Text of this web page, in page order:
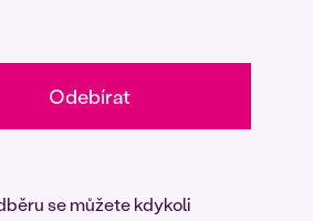
Odebírat
se můžete kdykoli